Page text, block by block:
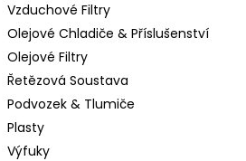
Vzduchové Filtry
Olejové Chladiče & Příslušenství
Olejové Filtry
Řetězová Soustava
Podvozek & Tlumiče
Plasty
Výfuky